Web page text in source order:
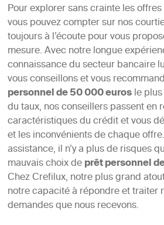
Pour explorer sans crainte les
vous pouvez compter sur nos
toujours à l’écoute pour vous
mesure. Avec notre longue
connaissance du secteur bancaire
vous conseillons et vous
personnel de 50 000 eurosle plus
du taux, nos conseillers passent en
caractéristiques du crédit et vous
et les inconvénients de chaque
assistance, il n’y a plus de risques
mauvais choix deprêt personnel
Chez Crefilux, notre plus grand
notre capacité à répondre et traiter
demandes que nous recevons.